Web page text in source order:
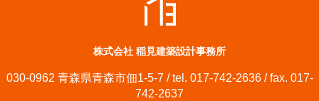
株式会社 稲見建築設計事務所
030-0962 青森県青森市佃1-5-7 / tel. 017-742-2636 / fax. 017-
742-2637